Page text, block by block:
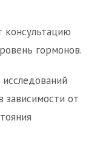
консультацию
гормонов.
зависимости от